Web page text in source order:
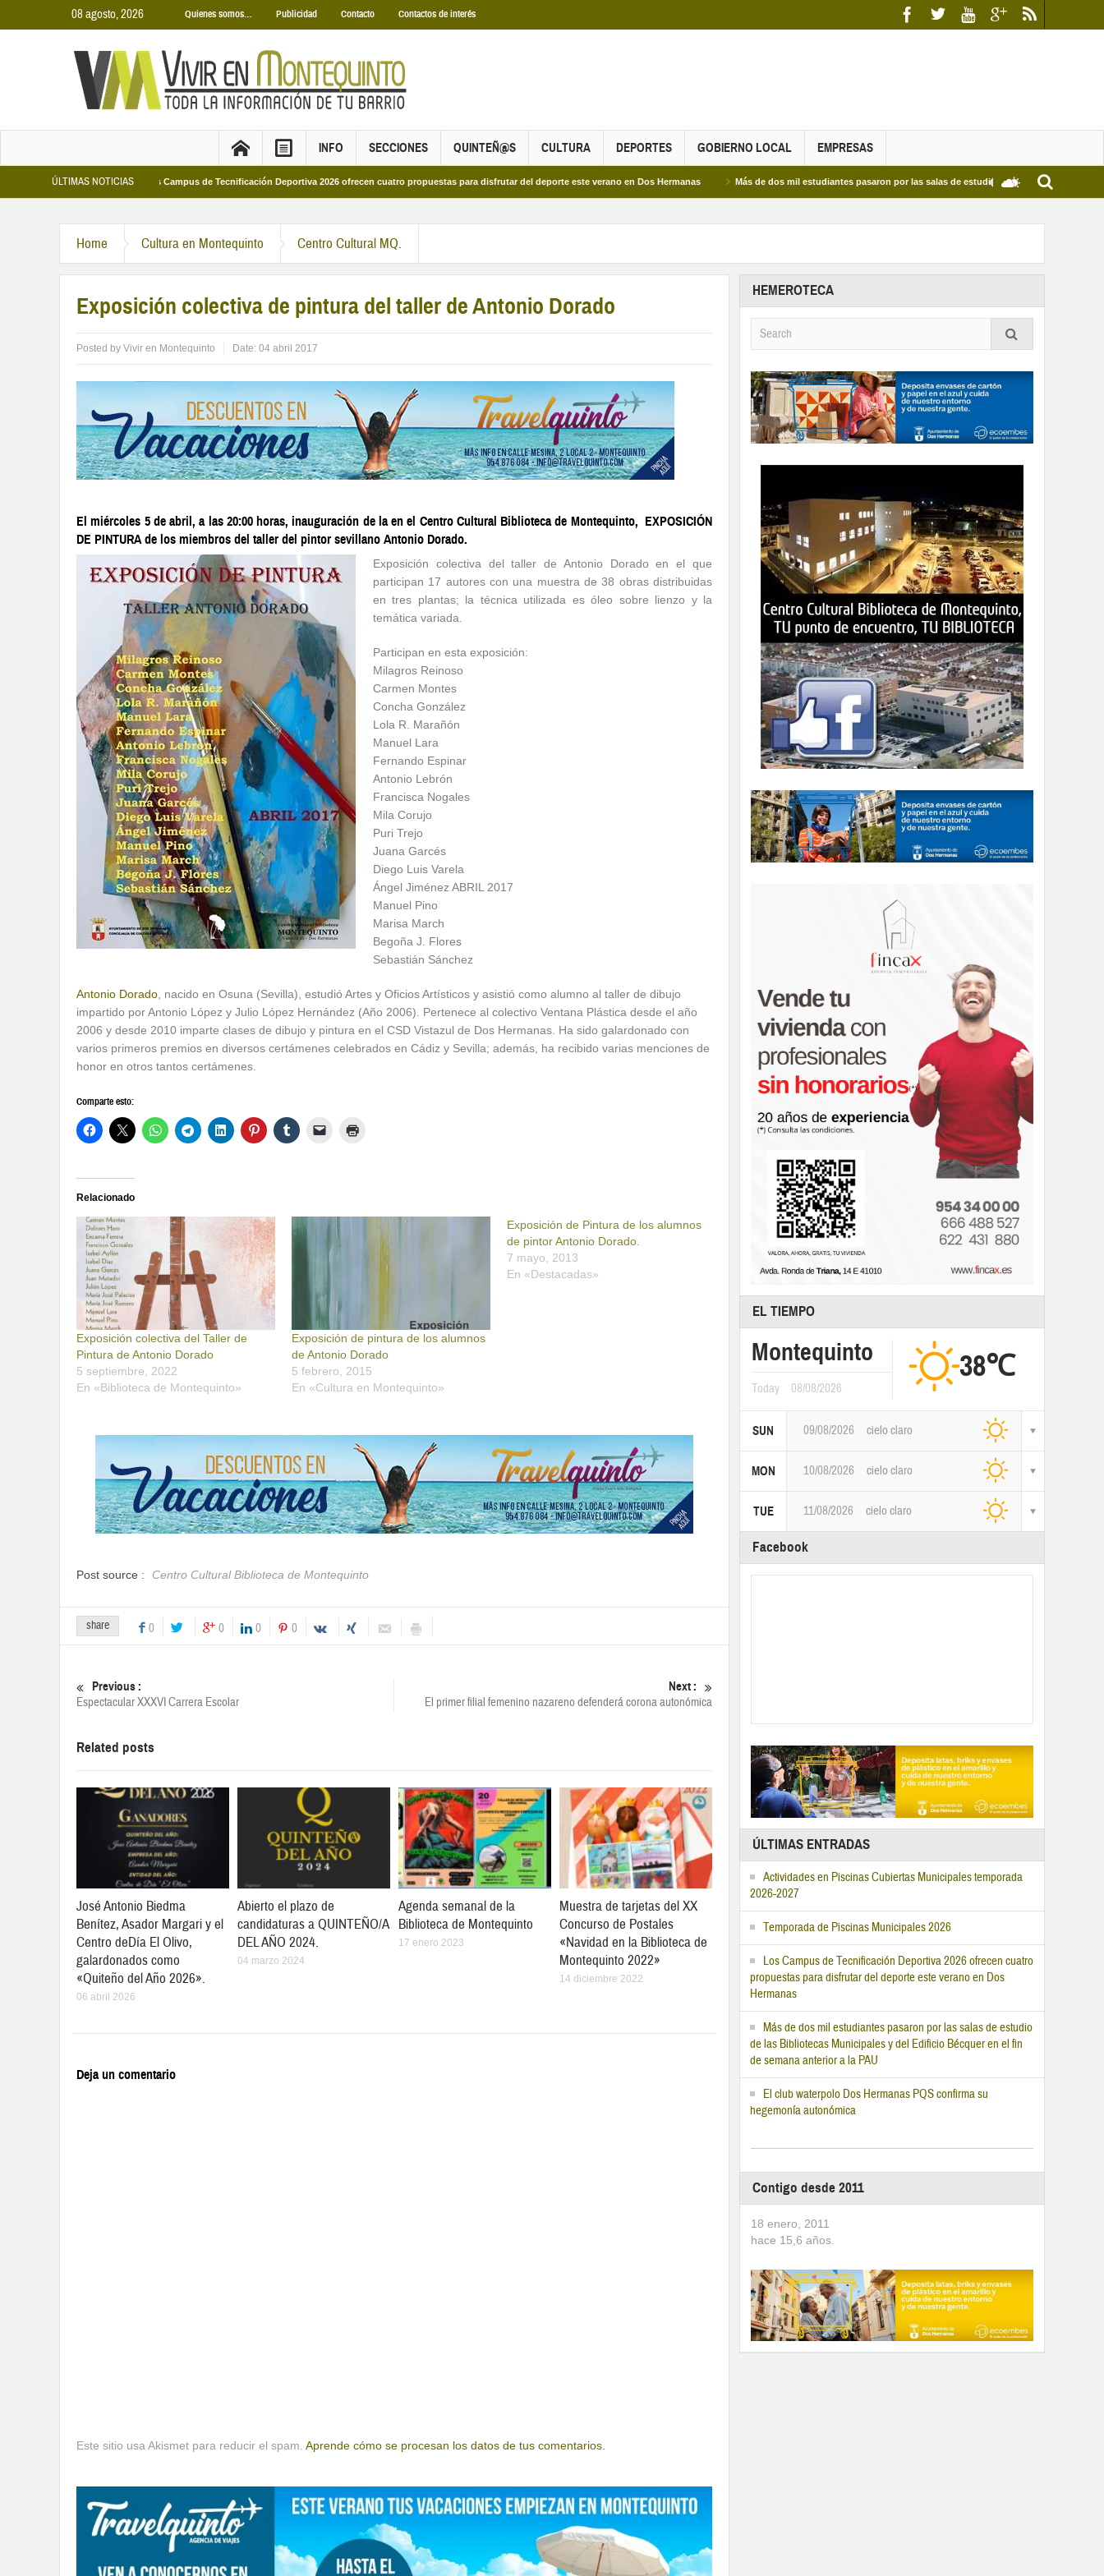
08 agosto, 2026 Quienes somos… Publicidad Contacto Contactos de interés
INFO SECCIONES QUINTEÑ@S CULTURA DEPORTES GOBIERNO LOCAL EMPRESAS
ÚLTIMAS NOTICIAS
2026 Los Campus de Tecnificación Deportiva 2026 ofrecen cuatro propuestas para disfrutar del deporte este verano en Dos Hermanas Más de dos mil estudiantes pasaron por las salas de estudio de las Bibliotecas Municipales y
Home Cultura en Montequinto Centro Cultural MQ.
Exposición colectiva de pintura del taller de Antonio Dorado
Posted by Vivir en Montequinto Date: 04 abril 2017
El miércoles 5 de abril, a las 20:00 horas, inauguración de la en el Centro Cultural Biblioteca de Montequinto, EXPOSICIÓN
DE PINTURA de los miembros del taller del pintor sevillano Antonio Dorado.
Exposición colectiva del taller de Antonio Dorado en el que
participan 17 autores con una muestra de 38 obras distribuidas
en tres plantas; la técnica utilizada es óleo sobre lienzo y la
temática variada.
Participan en esta exposición:
Milagros Reinoso
Carmen Montes
Concha González
Lola R. Marañón
Manuel Lara
Fernando Espinar
Antonio Lebrón
Francisca Nogales
Mila Corujo
Puri Trejo
Juana Garcés
Diego Luis Varela
Ángel Jiménez ABRIL 2017
Manuel Pino
Marisa March
Begoña J. Flores
Sebastián Sánchez
Antonio Dorado , nacido en Osuna (Sevilla), estudió Artes y Oficios Artísticos y asistió como alumno al taller de dibujo
impartido por Antonio López y Julio López Hernández (Año 2006). Pertenece al colectivo Ventana Plástica desde el año
2006 y desde 2010 imparte clases de dibujo y pintura en el CSD Vistazul de Dos Hermanas. Ha sido galardonado con
varios primeros premios en diversos certámenes celebrados en Cádiz y Sevilla; además, ha recibido varias menciones de
honor en otros tantos certámenes.
Comparte esto:
Relacionado
Exposición colectiva del Taller de
Pintura de Antonio Dorado
5 septiembre, 2022
En «Biblioteca de Montequinto»
Exposición de pintura de los alumnos
de Antonio Dorado
5 febrero, 2015
En «Cultura en Montequinto»
Exposición de Pintura de los alumnos
de pintor Antonio Dorado.
7 mayo, 2013
En «Destacadas»
Post source : Centro Cultural Biblioteca de Montequinto
share 0 0 0 0
Previous :
Espectacular XXXVI Carrera Escolar
Next :
El primer filial femenino nazareno defenderá corona autonómica
Related posts
José Antonio Biedma
Benítez, Asador Margari y el
Centro deDía El Olivo,
galardonados como
«Quiteño del Año 2026».
06 abril 2026
Abierto el plazo de
candidaturas a QUINTEÑO/A
DEL AÑO 2024.
04 marzo 2024
Agenda semanal de la
Biblioteca de Montequinto
17 enero 2023
Muestra de tarjetas del XX
Concurso de Postales
«Navidad en la Biblioteca de
Montequinto 2022»
14 diciembre 2022
Deja un comentario
Este sitio usa Akismet para reducir el spam. Aprende cómo se procesan los datos de tus comentarios.
HEMEROTECA
EL TIEMPO
Montequinto
Today 08/08/2026
38℃
SUN 09/08/2026 cielo claro
MON 10/08/2026 cielo claro
TUE 11/08/2026 cielo claro
Facebook
ÚLTIMAS ENTRADAS
Actividades en Piscinas Cubiertas Municipales temporada
2026-2027
Temporada de Piscinas Municipales 2026
Los Campus de Tecnificación Deportiva 2026 ofrecen cuatro
propuestas para disfrutar del deporte este verano en Dos
Hermanas
Más de dos mil estudiantes pasaron por las salas de estudio
de las Bibliotecas Municipales y del Edificio Bécquer en el fin
de semana anterior a la PAU
El club waterpolo Dos Hermanas PQS confirma su
hegemonía autonómica
Contigo desde 2011
18 enero, 2011
hace 15,6 años.